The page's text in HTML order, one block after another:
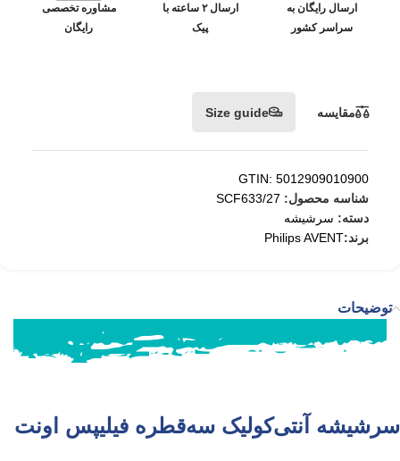
ارسال رایگان به
سراسر کشور
ارسال ۲ ساعته با
پیک
مشاوره تخصصی
رایگان
مقایسه Size guide
GTIN: 5012909010900
شناسه محصول: SCF633/27
دسته: سرشیشه
برند:Philips AVENT
توضیحات
سرشیشه آنتی‌کولیک سه‌قطره‌ فیلیپس اونت